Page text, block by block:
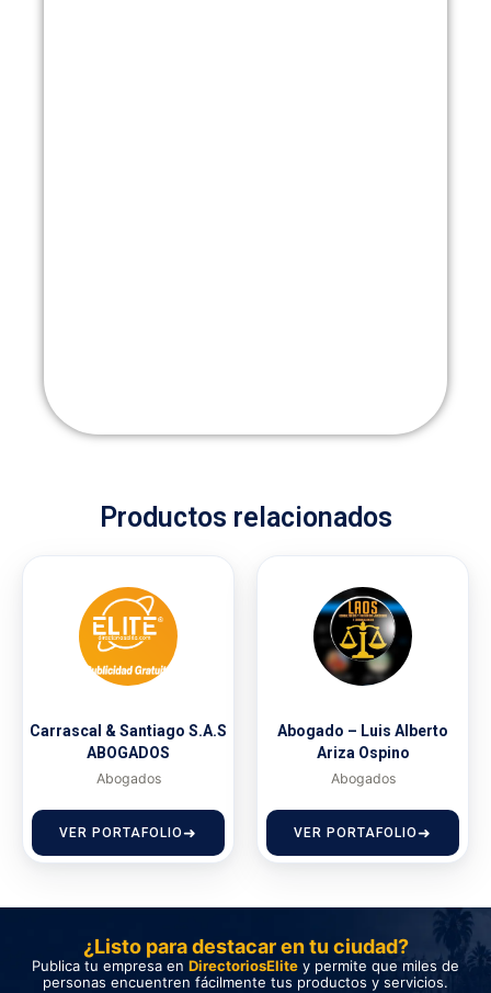
Productos relacionados
Carrascal & Santiago S.A.S
ABOGADOS
Abogados
VER PORTAFOLIO
Abogado – Luis Alberto
Ariza Ospino
Abogados
VER PORTAFOLIO
¿Listo para destacar en tu ciudad?
Publica tu empresa en DirectoriosElite y permite que miles de
personas encuentren fácilmente tus productos y servicios.